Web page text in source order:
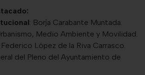
: Borja Carabante Muntada.
Medio Ambiente y Movilidad.
Federico López de la Riva Carrasco.
del Pleno del Ayuntamiento de